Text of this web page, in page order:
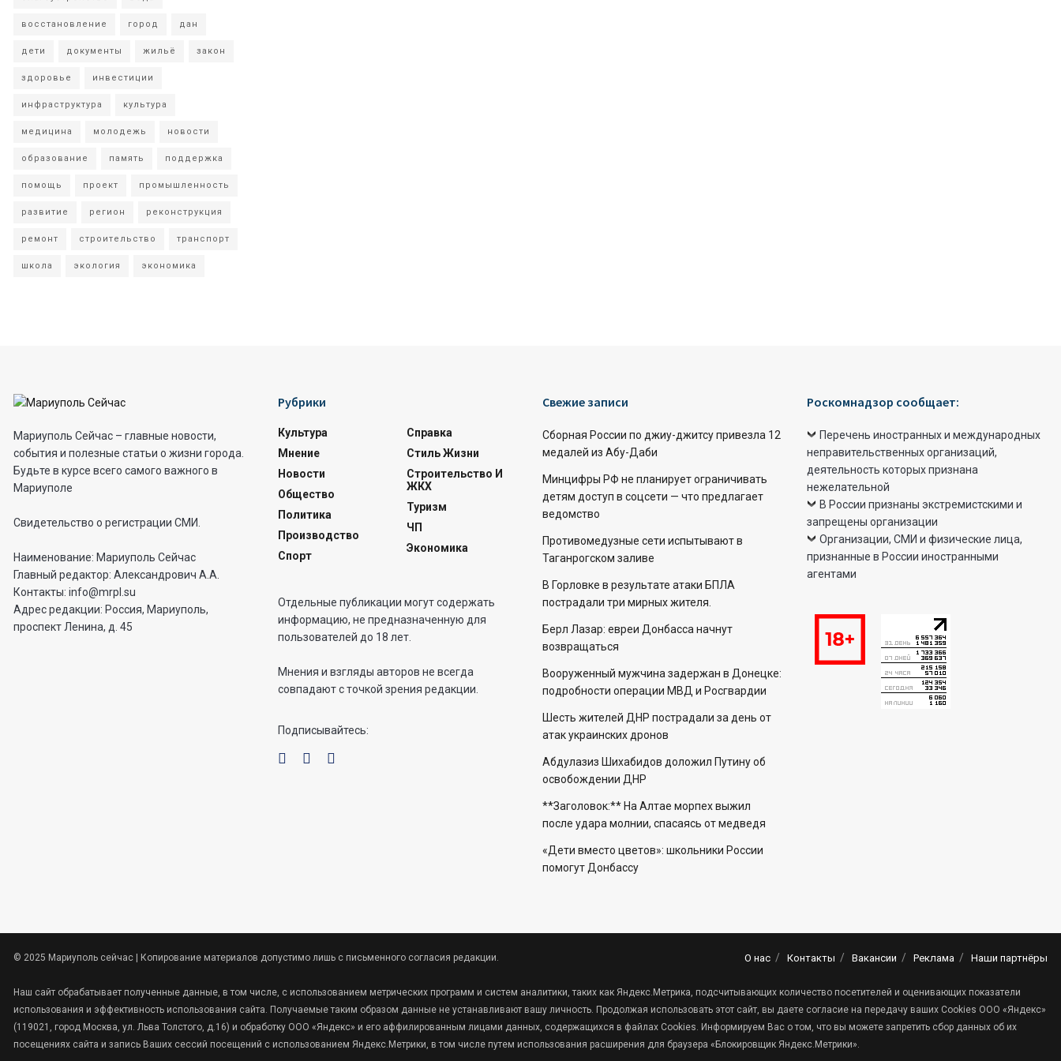
восстановление город дан
дети документы жильё закон
здоровье инвестиции
инфраструктура культура
медицина молодежь новости
образование память поддержка
помощь проект промышленность
развитие регион реконструкция
ремонт строительство транспорт
школа экология экономика
Мариуполь Сейчас – главные новости,
события и полезные статьи о жизни города.
Будьте в курсе всего самого важного в
Мариуполе
Свидетельство о регистрации СМИ.
Наименование: Мариуполь Сейчас
Главный редактор: Александрович А.А.
Контакты: info@mrpl.su
Адрес редакции: Россия, Мариуполь,
проспект Ленина, д. 45
Рубрики
Культура
Мнение
Новости
Общество
Политика
Производство
Спорт
Справка
Стиль Жизни
Строительство И
ЖКХ
Туризм
ЧП
Экономика
Отдельные публикации могут содержать
информацию, не предназначенную для
пользователей до 18 лет.
Мнения и взгляды авторов не всегда
совпадают с точкой зрения редакции.
Подписывайтесь:
Свежие записи
Сборная России по джиу-джитсу привезла 12
медалей из Абу-Даби
Минцифры РФ не планирует ограничивать
детям доступ в соцсети — что предлагает
ведомство
Противомедузные сети испытывают в
Таганрогском заливе
В Горловке в результате атаки БПЛА
пострадали три мирных жителя.
Берл Лазар: евреи Донбасса начнут
возвращаться
Вооруженный мужчина задержан в Донецке:
подробности операции МВД и Росгвардии
Шесть жителей ДНР пострадали за день от
атак украинских дронов
Абдулазиз Шихабидов доложил Путину об
освобождении ДНР
**Заголовок:** На Алтае морпех выжил
после удара молнии, спасаясь от медведя
«Дети вместо цветов»: школьники России
помогут Донбассу
Роскомнадзор сообщает:
Перечень иностранных и международных
неправительственных организаций,
деятельность которых признана
нежелательной
В России признаны экстремистскими и
запрещены организации
Организации, СМИ и физические лица,
признанные в России иностранными
агентами
О нас Контакты Вакансии Реклама Наши партнёры
© 2025 Мариуполь сейчас | Копирование материалов допустимо лишь с письменного согласия редакции.
Наш сайт обрабатывает полученные данные, в том числе, с использованием метрических программ и систем аналитики, таких как Яндекс.Метрика, подсчитывающих количество посетителей и оценивающих показатели
использования и эффективность использования сайта. Получаемые таким образом данные не устанавливают вашу личность. Продолжая использовать этот сайт, вы даете согласие на передачу ваших Cookies ООО «Яндекс»
(119021, город Москва, ул. Льва Толстого, д.16) и обработку ООО «Яндекс» и его аффилированным лицами данных, содержащихся в файлах Cookies. Информируем Вас о том, что вы можете запретить сбор данных об их
посещениях сайта и запись Ваших сессий посещений с использованием Яндекс.Метрики, в том числе путем использования расширения для браузера «Блокировщик Яндекс.Метрики».